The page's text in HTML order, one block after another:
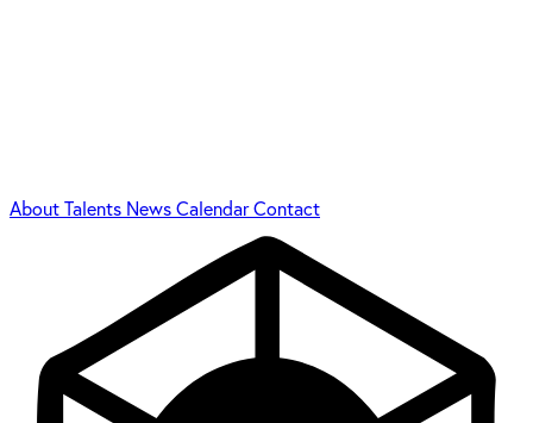
AboutTalents NewsCalendarContact